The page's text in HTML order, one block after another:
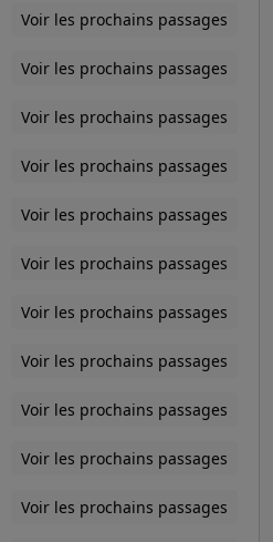
Voir les prochains passages
Voir les prochains passages
Voir les prochains passages
Voir les prochains passages
Voir les prochains passages
Voir les prochains passages
Voir les prochains passages
Voir les prochains passages
Voir les prochains passages
Voir les prochains passages
Voir les prochains passages